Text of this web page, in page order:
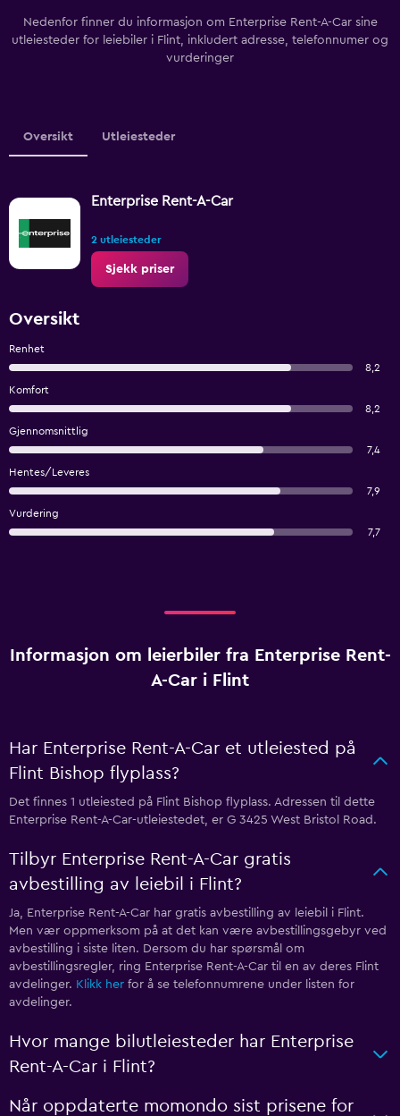
Nedenfor finner du informasjon om Enterprise Rent-A-Car sine
utleiesteder for leiebiler i Flint, inkludert adresse, telefonnumer og
vurderinger
Oversikt Utleiesteder
Enterprise Rent-A-Car
2 utleiesteder
Sjekk priser
Oversikt
Renhet
8,2
Komfort
8,2
Gjennomsnittlig
7,4
Hentes/Leveres
7,9
Vurdering
7,7
Informasjon om leierbiler fra Enterprise Rent-
A-Car i Flint
Har Enterprise Rent-A-Car et utleiested på
Flint Bishop flyplass?
Det finnes 1 utleiested på Flint Bishop flyplass. Adressen til dette
Enterprise Rent-A-Car-utleiestedet, er G 3425 West Bristol Road.
Tilbyr Enterprise Rent-A-Car gratis
avbestilling av leiebil i Flint?
Ja, Enterprise Rent-A-Car har gratis avbestilling av leiebil i Flint.
Men vær oppmerksom på at det kan være avbestillingsgebyr ved
avbestilling i siste liten. Dersom du har spørsmål om
avbestillingsregler, ring Enterprise Rent-A-Car til en av deres Flint
avdelinger. Klikk her for å se telefonnumrene under listen for
avdelinger.
Hvor mange bilutleiesteder har Enterprise
Rent-A-Car i Flint?
Når oppdaterte momondo sist prisene for